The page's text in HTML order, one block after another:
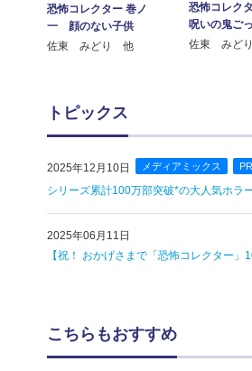
恐怖コレクター 巻ノ
一 顔のない子供
佐東 みどり 他
恐怖コレク
呪いの鬼ご
佐東 みど
トピックス
2025年12月10日 メディアミックス
シリーズ累計100万部突破*の大人気ホラ
2025年06月11日
【祝！ おかげさまで「恐怖コレクター
こちらもおすすめ